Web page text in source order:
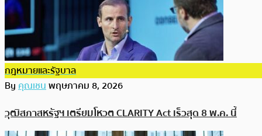
กฎหมายและรัฐบาล
Byคุณเชนพฤษภาคม 8, 2026
วุฒิสภาสหรัฐฯ เตรียมโหวต CLARITY Act เร็วสุด 8 พ.ค. นี้